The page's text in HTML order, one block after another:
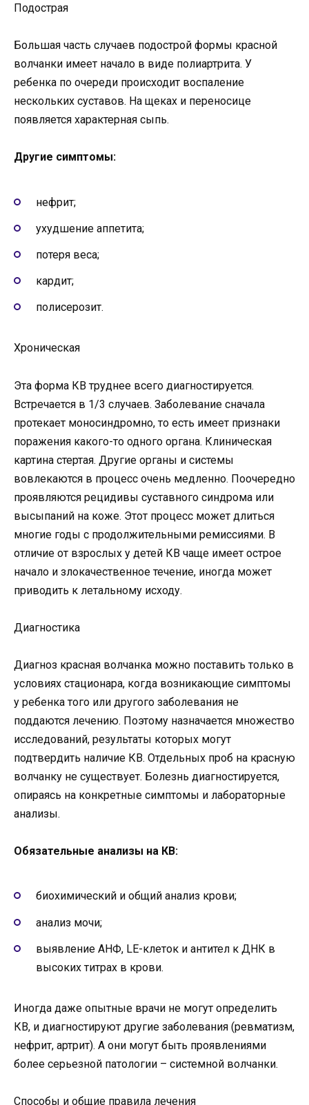
Подострая
Большая часть случаев подострой формы красной
волчанки имеет начало в виде полиартрита. У
ребенка по очереди происходит воспаление
нескольких суставов. На щеках и переносице
появляется характерная сыпь.
Другие симптомы:
нефрит;
ухудшение аппетита;
потеря веса;
кардит;
полисерозит.
Хроническая
Эта форма КВ труднее всего диагностируется.
Встречается в 1/3 случаев. Заболевание сначала
протекает моносиндромно, то есть имеет признаки
поражения какого-то одного органа. Клиническая
картина стертая. Другие органы и системы
вовлекаются в процесс очень медленно. Поочередно
проявляются рецидивы суставного синдрома или
высыпаний на коже. Этот процесс может длиться
многие годы с продолжительными ремиссиями. В
отличие от взрослых у детей КВ чаще имеет острое
начало и злокачественное течение, иногда может
приводить к летальному исходу.
Диагностика
Диагноз красная волчанка можно поставить только в
условиях стационара, когда возникающие симптомы
у ребенка того или другого заболевания не
поддаются лечению. Поэтому назначается множество
исследований, результаты которых могут
подтвердить наличие КВ. Отдельных проб на красную
волчанку не существует. Болезнь диагностируется,
опираясь на конкретные симптомы и лабораторные
анализы.
Обязательные анализы на КВ:
биохимический и общий анализ крови;
анализ мочи;
выявление АНФ, LE-клеток и антител к ДНК в
высоких титрах в крови.
Иногда даже опытные врачи не могут определить
КВ, и диагностируют другие заболевания (ревматизм,
нефрит, артрит). А они могут быть проявлениями
более серьезной патологии – системной волчанки.
Способы и общие правила лечения